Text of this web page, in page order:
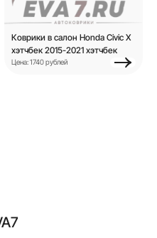
Коврики в салон Honda Civic X
хэтчбек 2015-2021 хэтчбек
Цена: 1740 рублей